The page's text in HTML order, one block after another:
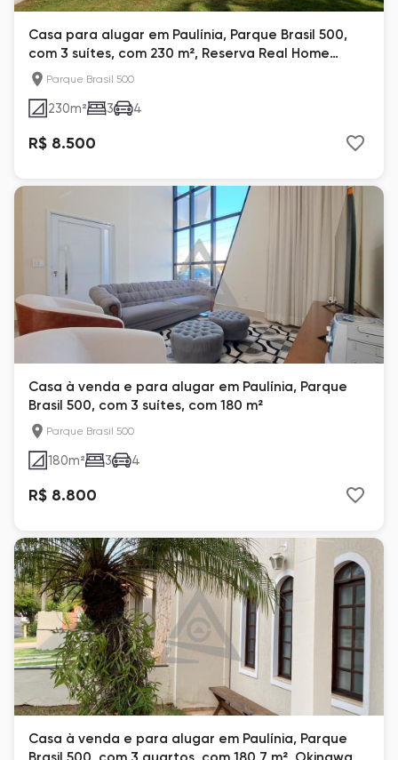
Casa para alugar em Paulínia, Parque Brasil 500,
com 3 suítes, com 230 m², Reserva Real Home
ResortParque Brasil 500
230m² 3 4
R$ 8.500
Casa à venda e para alugar em Paulínia, Parque
Brasil 500, com 3 suítes, com 180 m²
Parque Brasil 500
180m² 3 4
R$ 8.800
Casa à venda e para alugar em Paulínia, Parque